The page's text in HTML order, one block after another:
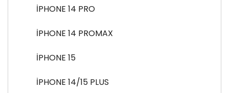
İPHONE 14 PRO
İPHONE 14 PROMAX
İPHONE 15
İPHONE 14/15 PLUS